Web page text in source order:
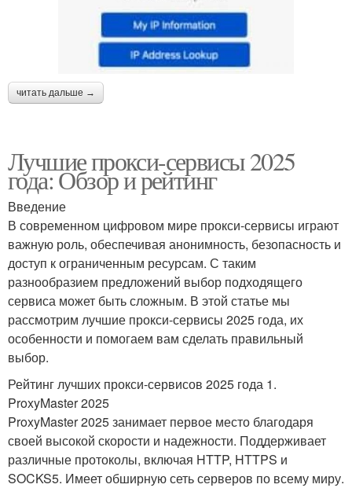
читать дальше →
Лучшие прокси-сервисы 2025
года: Обзор и рейтинг
Введение
В современном цифровом мире прокси-сервисы играют
важную роль, обеспечивая анонимность, безопасность и
доступ к ограниченным ресурсам. С таким
разнообразием предложений выбор подходящего
сервиса может быть сложным. В этой статье мы
рассмотрим лучшие прокси-сервисы 2025 года, их
особенности и помогаем вам сделать правильный
выбор.
Рейтинг лучших прокси-сервисов 2025 года 1.
ProxyMaster 2025
ProxyMaster 2025 занимает первое место благодаря
своей высокой скорости и надежности. Поддерживает
различные протоколы, включая HTTP, HTTPS и
SOCKS5. Имеет обширную сеть серверов по всему миру.